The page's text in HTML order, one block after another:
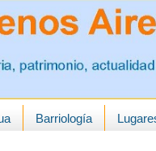
Barriología